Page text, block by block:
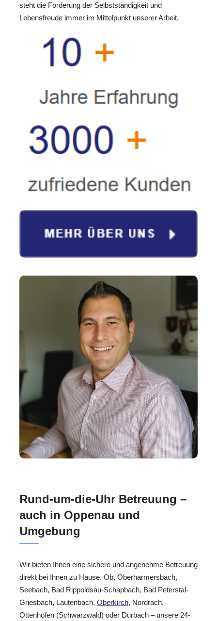
steht die Förderung der Selbstständigkeit und
Lebensfreude immer im Mittelpunkt unserer Arbeit.
Rund-um-die-Uhr Betreuung –
auch in Oppenau und
Umgebung
Wir bieten Ihnen eine sichere und angenehme Betreuung
direkt bei Ihnen zu Hause. Ob, Oberharmersbach,
Seebach, Bad Rippoldsau-Schapbach, Bad Peterstal-
Griesbach, Lautenbach, Oberkirch, Nordrach,
Ottenhöfen (Schwarzwald) oder Durbach – unsere 24-